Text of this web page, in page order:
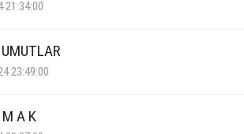
21:34:00
23:49:00
A K